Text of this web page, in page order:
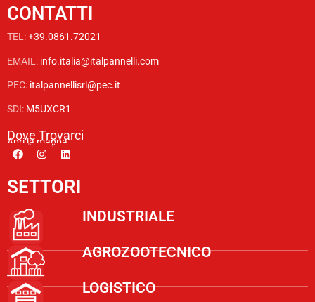
CONTATTI
TEL:+39.0861.72021
EMAIL: info.italia@italpannelli.com
PEC: italpannellisrl@pec.it
SDI: M5UXCR1
Dove Trovarci
Apri la mappa
SETTORI
INDUSTRIALE
AGROZOOTECNICO
LOGISTICO